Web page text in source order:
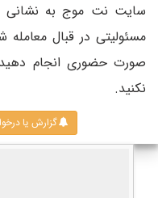
مسئولیتی در قبال معامله
صورت حضوری انجام
نکنید.
گزارش یا